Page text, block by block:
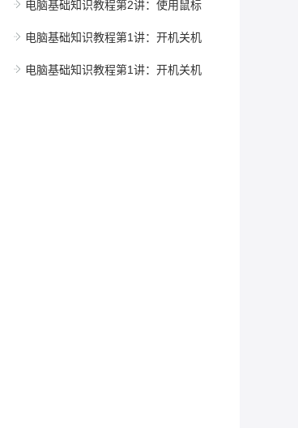
电脑基础知识教程第2讲：使用鼠标
电脑基础知识教程第1讲：开机关机
电脑基础知识教程第1讲：开机关机